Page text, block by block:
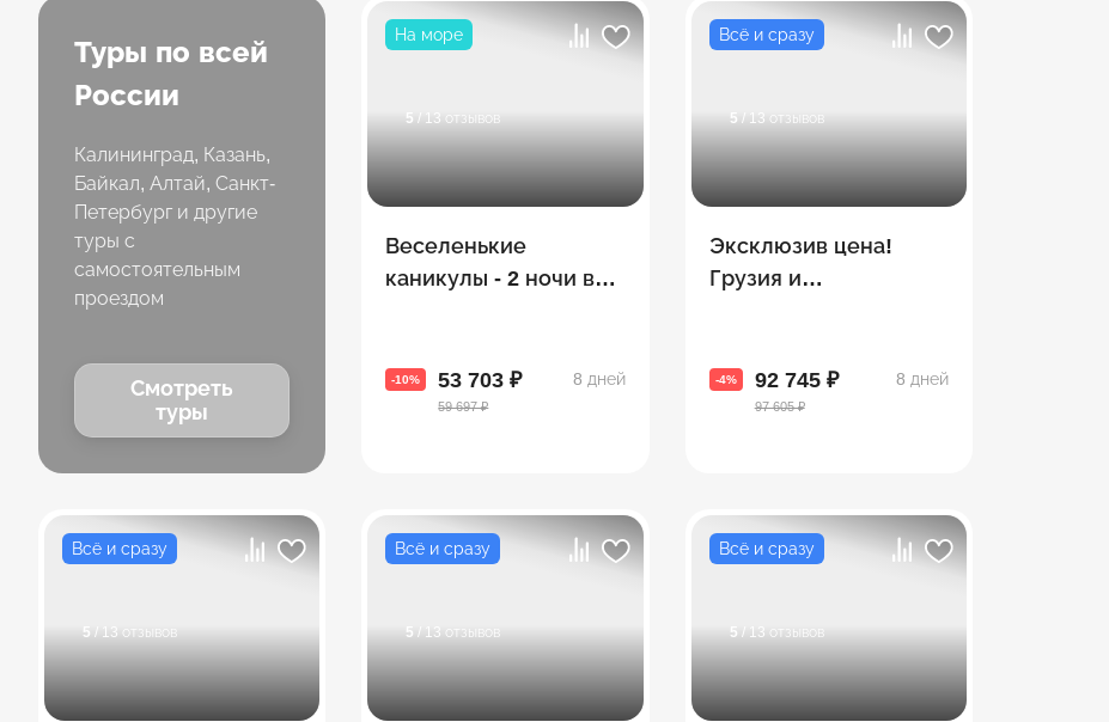
Туры по всей
России
Калининград, Казань,
Байкал, Алтай, Санкт-
Петербург и другие
туры с
самостоятельным
проездом
Смотреть
туры
На море
5 / 13 отзывов
Веселенькие
каникулы - 2 ночи в
-10% 53 703 ₽
59 697 ₽
8 дней
Всё и сразу
5 / 13 отзывов
Эксклюзив цена!
Грузия и
Азербайджана
-4% 92 745 ₽
97 605 ₽
8 дней
Всё и сразу
5 / 13 отзывов
Всё и сразу
5 / 13 отзывов
Всё и сразу
5 / 13 отзывов